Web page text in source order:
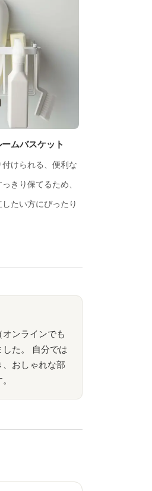
ムバスケット
けられる、便利な
きり保てるため、
たい方にぴったり
ンラインでも
た。 自分では
おしゃれな部